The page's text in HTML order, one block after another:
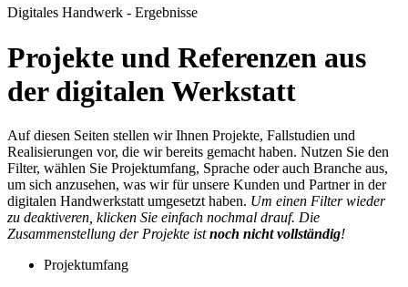
Digitales Handwerk - Ergebnisse
Projekte und Referenzen aus
der digitalen Werkstatt
Auf diesen Seiten stellen wir Ihnen Projekte, Fallstudien und
Realisierungen vor, die wir bereits gemacht haben. Nutzen Sie den
Filter, wählen Sie Projektumfang, Sprache oder auch Branche aus,
um sich anzusehen, was wir für unsere Kunden und Partner in der
digitalen Handwerkstatt umgesetzt haben. Um einen Filter wieder
zu deaktiveren, klicken Sie einfach nochmal drauf. Die
Zusammenstellung der Projekte istnoch nicht vollständig!
Projektumfang